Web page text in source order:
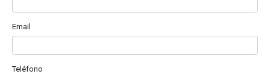
Email
Teléfono